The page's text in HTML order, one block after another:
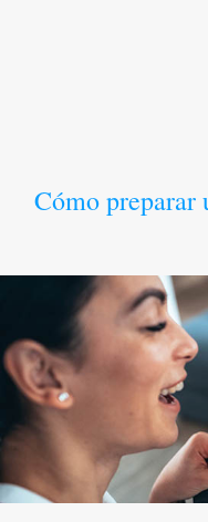
Cómo preparar